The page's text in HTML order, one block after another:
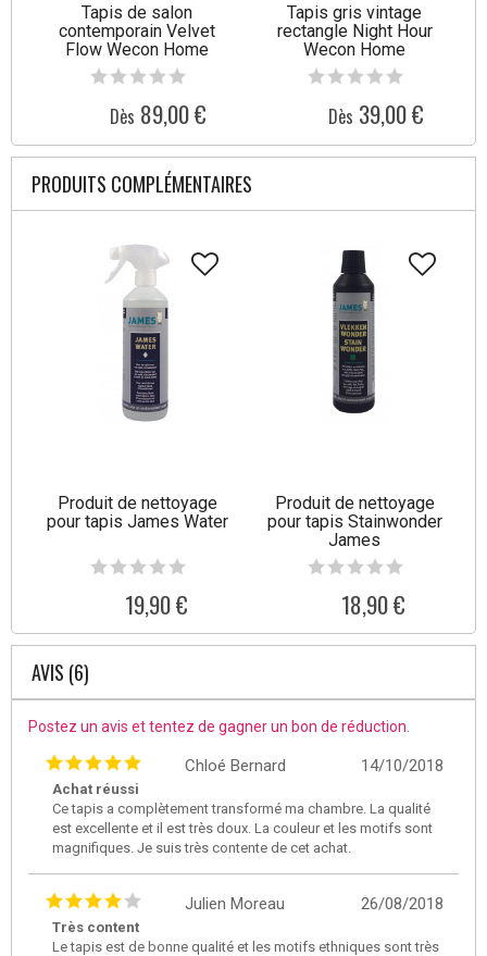
Tapis de salon
contemporain Velvet
Flow Wecon Home
Dès 89,00 €
Tapis gris vintage
rectangle Night Hour
Wecon Home
Dès 39,00 €
PRODUITS COMPLÉMENTAIRES
Produit de nettoyage
pour tapis James Water
19,90 €
Produit de nettoyage
pour tapis Stainwonder
James
18,90 €
AVIS (6)
Postez un avis et tentez de gagner un bon de réduction.
14/10/2018
Chloé Bernard
Achat réussi
Ce tapis a complètement transformé ma chambre. La qualité
est excellente et il est très doux. La couleur et les motifs sont
magnifiques. Je suis très contente de cet achat.
26/08/2018
Julien Moreau
Très content
Le tapis est de bonne qualité et les motifs ethniques sont très